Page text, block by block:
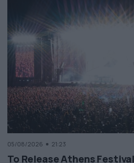
05/08/2026 21:23
Το Release Athens